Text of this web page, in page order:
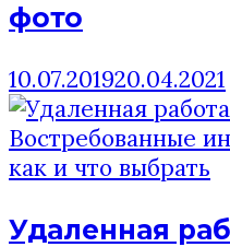
фото
10.07.201920.04.2021
Удаленная